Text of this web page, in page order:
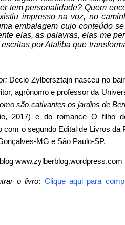
tem personalidade? Quem
impresso na voz, no
embalagem cujo conteúdo
elas, as palavras, elas me
por Ataliba que
: Decio Zylbersztajn nasceu no
agrônomo e professor da
são cativantes os jardins de
2017) e do romance O filho
com o segundo Edital de Livros da
MG e São Paulo-SP.
www.zylberblog.wordpress.com
o livro: Clique aqui para